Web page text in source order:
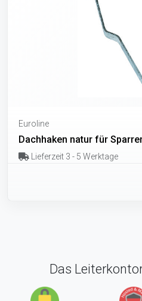
Euroline
Dachhaken natur für
Lieferzeit 3 - 5 Werktage
Das